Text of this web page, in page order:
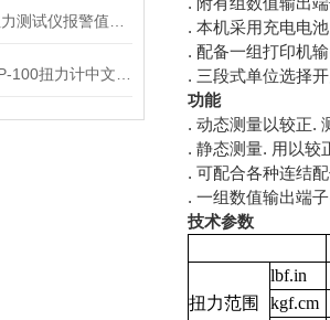
. 本机采用充电电
. 配备一组打印机
. 三段式单位选择
功能
. 动态测量以较正.
. 静态测量. 用以较
. 可配合各种连结
. 一组数值输出端
技术参数
扭力范围
lbf.in
kgf.cm